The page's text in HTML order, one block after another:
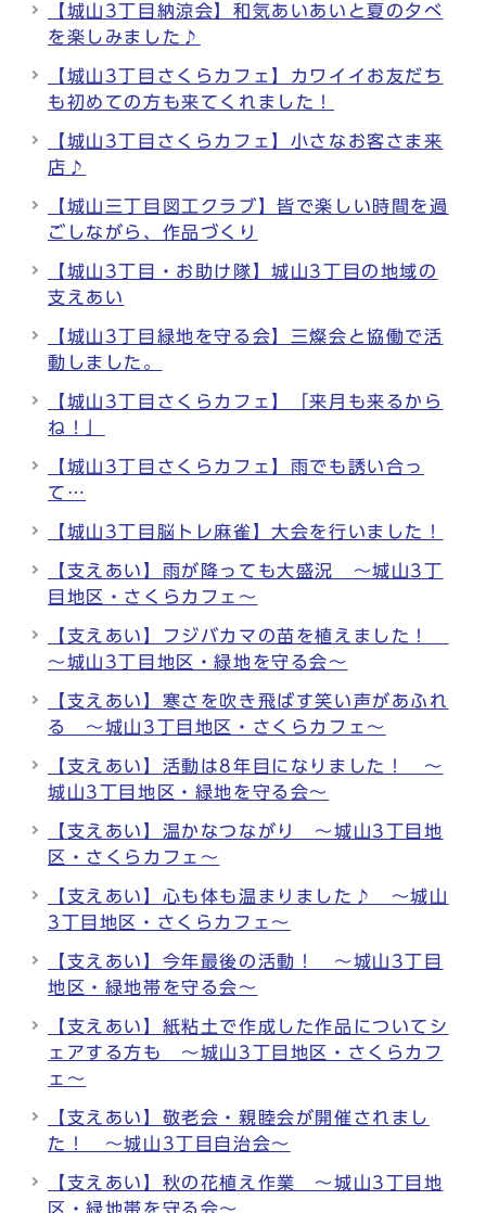
【城山3丁目納涼会】和気あいあいと夏の夕べ
を楽しみました♪
【城山3丁目さくらカフェ】カワイイお友だち
も初めての方も来てくれました！
【城山3丁目さくらカフェ】小さなお客さま来
店♪
【城山三丁目図工クラブ】皆で楽しい時間を過
ごしながら、作品づくり
【城山3丁目・お助け隊】城山3丁目の地域の
支えあい
【城山3丁目緑地を守る会】三燦会と協働で活
動しました。
【城山3丁目さくらカフェ】「来月も来るから
ね！」
【城山3丁目さくらカフェ】雨でも誘い合っ
て…
【城山3丁目脳トレ麻雀】大会を行いました！
【支えあい】雨が降っても大盛況 ～城山3丁
目地区・さくらカフェ～
【支えあい】フジバカマの苗を植えました！
～城山3丁目地区・緑地を守る会～
【支えあい】寒さを吹き飛ばす笑い声があふれ
る ～城山3丁目地区・さくらカフェ～
【支えあい】活動は8年目になりました！ ～
城山3丁目地区・緑地を守る会～
【支えあい】温かなつながり ～城山3丁目地
区・さくらカフェ～
【支えあい】心も体も温まりました♪ ～城山
3丁目地区・さくらカフェ～
【支えあい】今年最後の活動！ ～城山3丁目
地区・緑地帯を守る会～
【支えあい】紙粘土で作成した作品についてシ
ェアする方も ～城山3丁目地区・さくらカフ
ェ～
【支えあい】敬老会・親睦会が開催されまし
た！ ～城山3丁目自治会～
【支えあい】秋の花植え作業 ～城山3丁目地
区・緑地帯を守る会～